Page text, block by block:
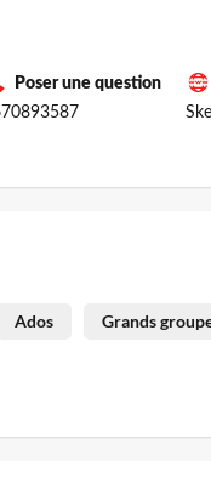
Poser une question
Ados Grands